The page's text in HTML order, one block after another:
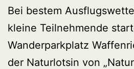
Bei bestem
kleine Teilnehmende
Wanderparkplatz
der Naturlotsin von